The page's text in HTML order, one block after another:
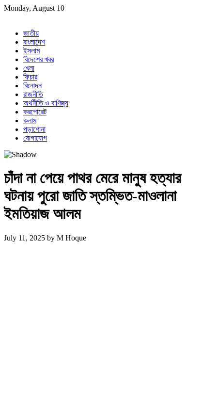
Skip
Monday, August 10
জাতীয়
বাংলাদেশ
ইসলাম
বিদেশের খবর
খেলা
ফিচার
বিনোদন
রাজনীতি
অর্থনীতি ও বাণিজ্য
করপোরেট
কলাম
পড়াশোনা
যোগাযোগ
চাঁদা না পেয়ে পাথর মেরে মানুষ হত্যার
ঘটনায় পুরো জাতি স্তম্ভিত-মাওলানা
ইমতিয়াজ আলম
July 11, 2025 by M Hoque